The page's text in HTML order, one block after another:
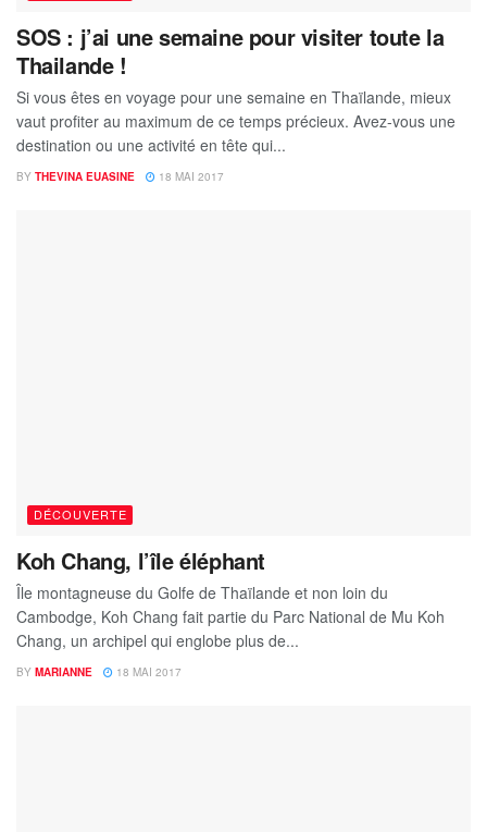
SOS : j’ai une semaine pour visiter toute la
Thailande !
Si vous êtes en voyage pour une semaine en Thaïlande, mieux
vaut profiter au maximum de ce temps précieux. Avez-vous une
destination ou une activité en tête qui...
BY THEVINA EUASINE 18 MAI 2017
DÉCOUVERTE
Koh Chang, l’île éléphant
Île montagneuse du Golfe de Thaïlande et non loin du
Cambodge, Koh Chang fait partie du Parc National de Mu Koh
Chang, un archipel qui englobe plus de...
BY MARIANNE 18 MAI 2017